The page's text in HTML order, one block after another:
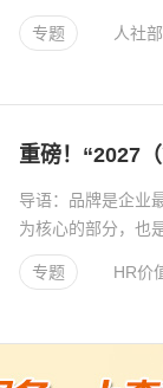
第二档调整为2360
专题
人社部
重磅！“2027
导语：品牌是企业
为核心的部分，也
段，越来越多行业
专题
HR价